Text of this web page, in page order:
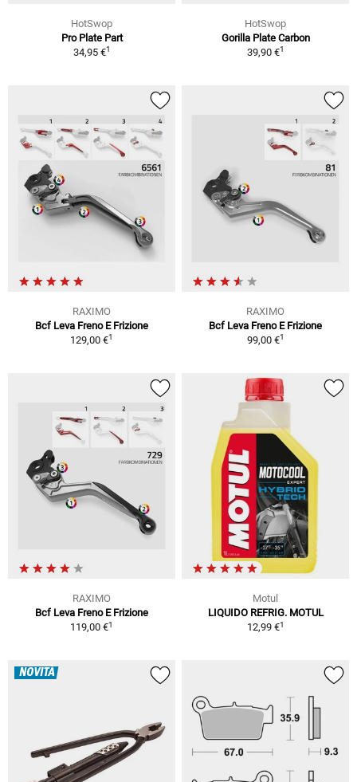
HotSwop
Pro Plate Part
34,95 €1
HotSwop
Gorilla Plate Carbon
39,90 €1
RAXIMO
Bcf Leva Freno E Frizione
129,00 €1
RAXIMO
Bcf Leva Freno E Frizione
99,00 €1
RAXIMO
Bcf Leva Freno E Frizione
119,00 €1
Motul
LIQUIDO REFRIG. MOTUL
12,99 €1
NOVITÀ